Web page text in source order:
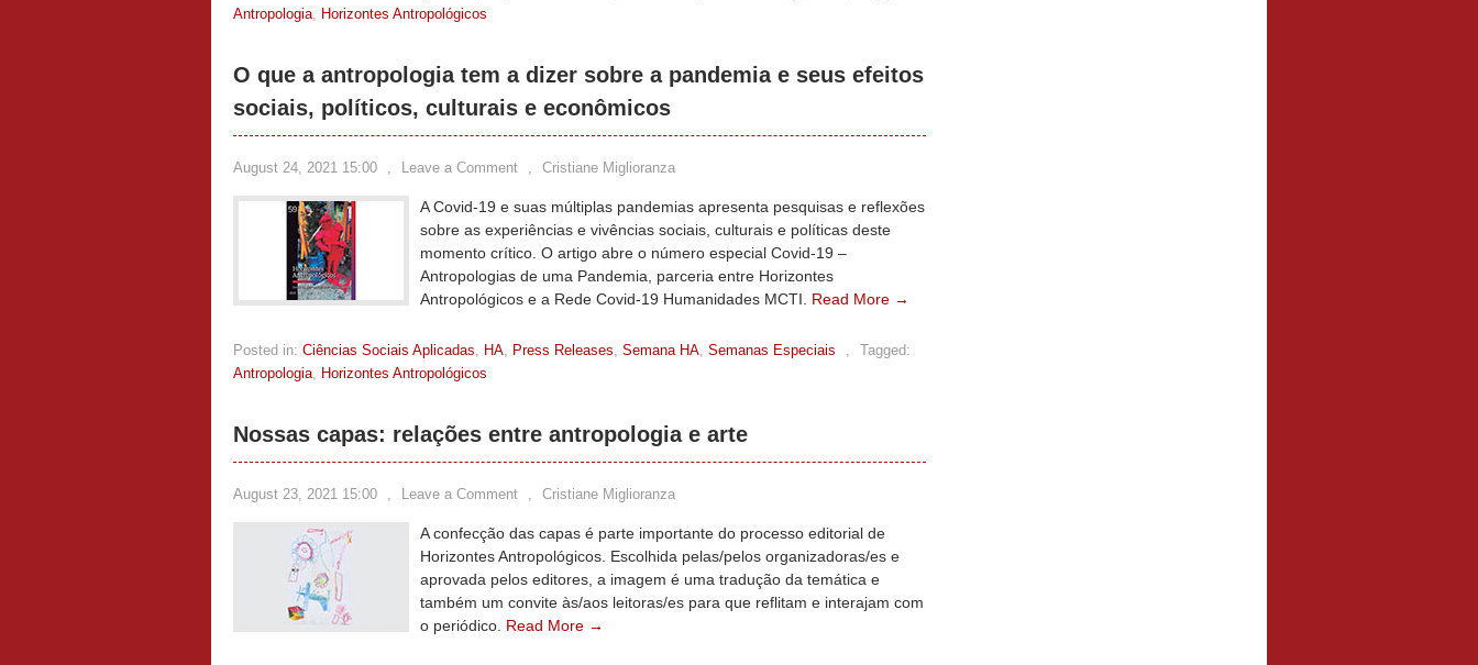
Antropologia, Horizontes Antropológicos
O que a antropologia tem a dizer sobre a pandemia e seus efeitos
sociais, políticos, culturais e econômicos
August 24, 2021 15:00 , Leave a Comment , Cristiane Miglioranza
A Covid-19 e suas múltiplas pandemias apresenta pesquisas e reflexões
sobre as experiências e vivências sociais, culturais e políticas deste
momento crítico. O artigo abre o número especial Covid-19 –
Antropologias de uma Pandemia, parceria entre Horizontes
Antropológicos e a Rede Covid-19 Humanidades MCTI. Read More →
Posted in: Ciências Sociais Aplicadas, HA, Press Releases, Semana HA, Semanas Especiais ,
Tagged:
Antropologia, Horizontes Antropológicos
Nossas capas: relações entre antropologia e arte
August 23, 2021 15:00 , Leave a Comment , Cristiane Miglioranza
A confecção das capas é parte importante do processo editorial de
Horizontes Antropológicos. Escolhida pelas/pelos organizadoras/es e
aprovada pelos editores, a imagem é uma tradução da temática e
também um convite às/aos leitoras/es para que reflitam e interajam com
o periódico. Read More →